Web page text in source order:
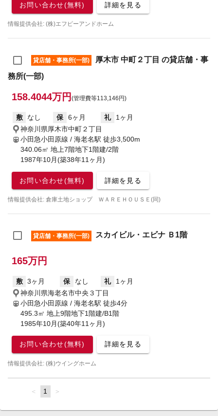
お問い合わせ(無料) 詳細を見る
情報提供会社: (株)エフピーアンドホーム
貸店舗・事務所(一部)
厚木市 中町２丁目 の貸店舗・事
務所(一部)
158.4044万円 (管理費等113,146円)
敷 なし 保 6ヶ月 礼
1ヶ月
神奈川県厚木市中町２丁目
小田急小田原線 / 海老名駅 徒歩3,500m
340.06㎡ 地上7階地下1階建/2階
1987年10月(築38年11ヶ月)
お問い合わせ(無料) 詳細を見る
情報提供会社: 倉庫土地ショップ ＷＡＲＥＨＯＵＳＥ(同)
貸店舗・事務所(一部) スカイビル・エビナ Ｂ1階
165万円
敷 3ヶ月 保 なし 礼
1ヶ月
神奈川県海老名市中央３丁目
小田急小田原線 / 海老名駅 徒歩4分
495.3㎡ 地上9階地下1階建/B1階
1985年10月(築40年11ヶ月)
お問い合わせ(無料) 詳細を見る
情報提供会社: (株)ウイングホーム
page
You're
page
1 page